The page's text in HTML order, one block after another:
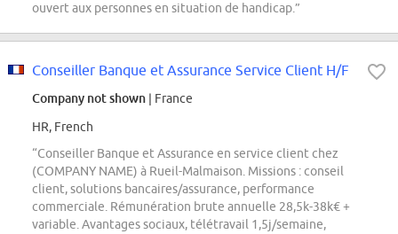
ouvert aux personnes en situation de handicap.”
Conseiller Banque et Assurance Service Client H/F
Company not shown | France
HR, French
“Conseiller Banque et Assurance en service client chez
(COMPANY NAME) à Rueil-Malmaison. Missions : conseil
client, solutions bancaires/assurance, performance
commerciale. Rémunération brute annuelle 28,5k-38k€ +
variable. Avantages sociaux, télétravail 1,5j/semaine,